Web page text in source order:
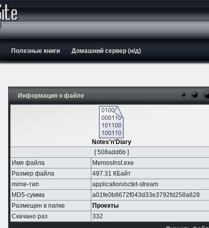
Полезные книги Домашний сервер (н/д)
Информация о файле
Notes'n'Diary
[ 508add6b ]
Имя файла
MemosInst.exe
Размер файла
497.31 КБайт
mime-тип
application/octet-stream
MD5-сумма
a01fe0b8672f043d33e3792fd258a828
Размещен в папке
Проекты
Скачано раз
332